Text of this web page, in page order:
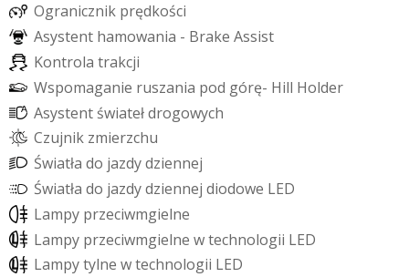
Ogranicznik prędkości
Asystent hamowania - Brake Assist
Kontrola trakcji
Wspomaganie ruszania pod górę- Hill Holder
Asystent światełdrogowych
Czujnik zmierzchu
Światła do jazdydziennej
Światła do jazdydziennej diodowe LED
Lampy przeciwmgielne
Lampy przeciwmgielne wtechnologii LED
Lampytylne wtechnologii LED